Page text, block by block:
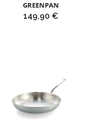
GREENPAN
Prix
149,90 €